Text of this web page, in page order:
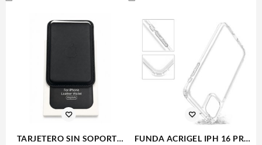
TARJETERO SIN SOPORTE
FUNDA ACRIGEL IPH 16 PRO